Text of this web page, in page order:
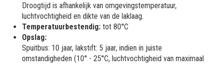
Droogtijd is afhankelijk van omgevingstemperatuur,
luchtvochtigheid en dikte van de laklaag.
Temperatuurbestendig: tot 80°C
Opslag:
Spuitbus: 10 jaar, lakstift: 5 jaar, indien in juiste
omstandigheden (10° - 25°C, luchtvochtigheid van maximaal